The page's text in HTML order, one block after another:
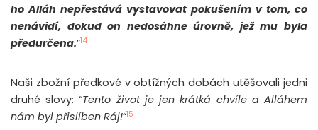
ho Alláh nepřestává vystavovat pokušením v tom, co
nenávidí, dokud on nedosáhne úrovně, jež mu byla
předurčena.”14
Naši zbožní předkové v obtížných dobách utěšovali jedni
druhé slovy: “Tento život je jen krátká chvíle a Alláhem
nám byl přislíben Ráj!“15